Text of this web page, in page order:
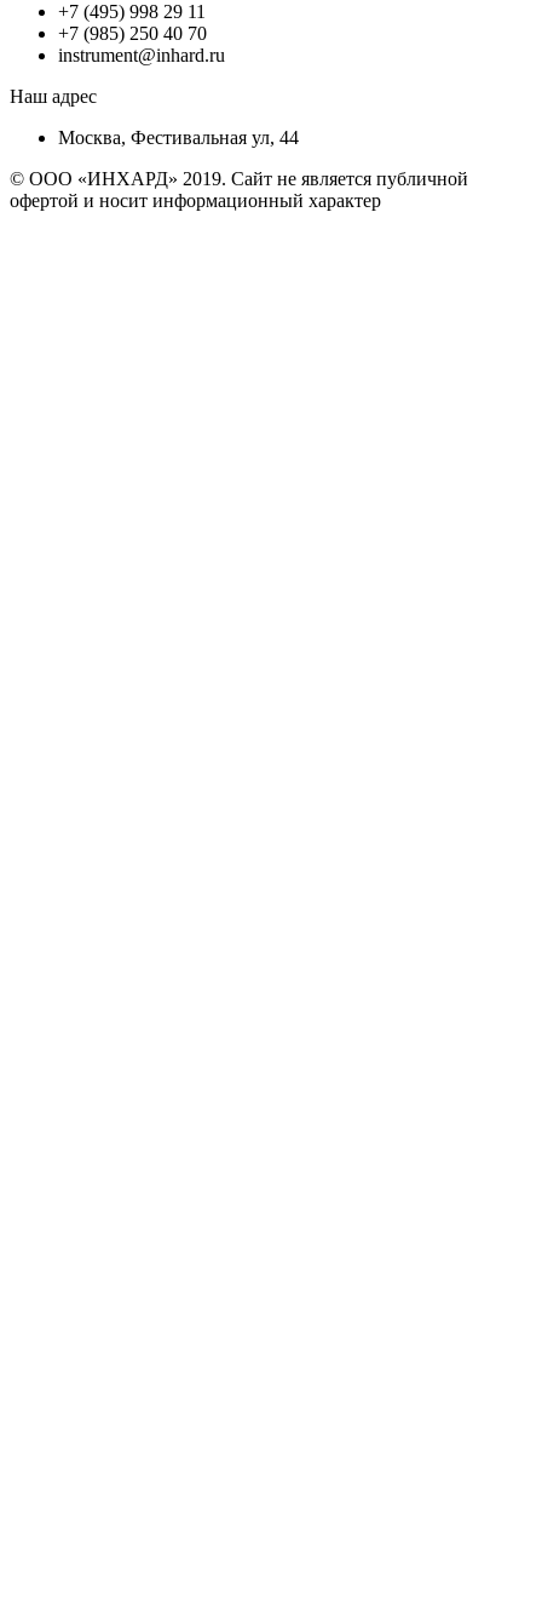
+7 (495) 998 29 11
+7 (985) 250 40 70
instrument@inhard.ru
Наш адрес
Москва, Фестивальная ул, 44
© ООО «ИНХАРД» 2019. Сайт не является публичной
офертой и носит информационный характер